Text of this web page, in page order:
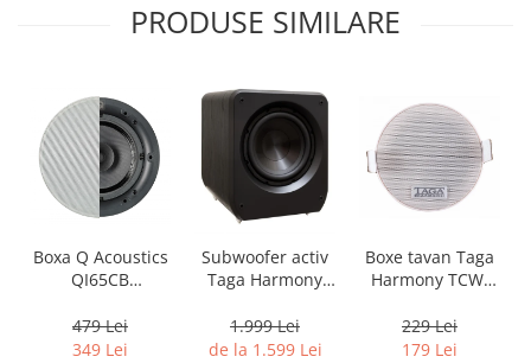
PRODUSE SIMILARE
Boxa Q Acoustics
QI65CB
Ceiling (1 buc)
479 Lei
349 Lei
Subwoofer activ
Taga Harmony
v3
1.999 Lei
de la 1.599 Lei
Boxe tavan Taga
Harmony TCW-
229 Lei
179 Lei